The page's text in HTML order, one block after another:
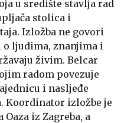
u središte stavlja rad
stolica i
Izložba ne govori
o ljudima, znanjima i
živim. Belcar
radom povezuje
i nasljeđe
Koordinator izložbe je
iz Zagreba, a